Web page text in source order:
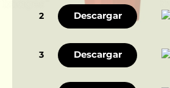
2 Descargar
3 Descargar